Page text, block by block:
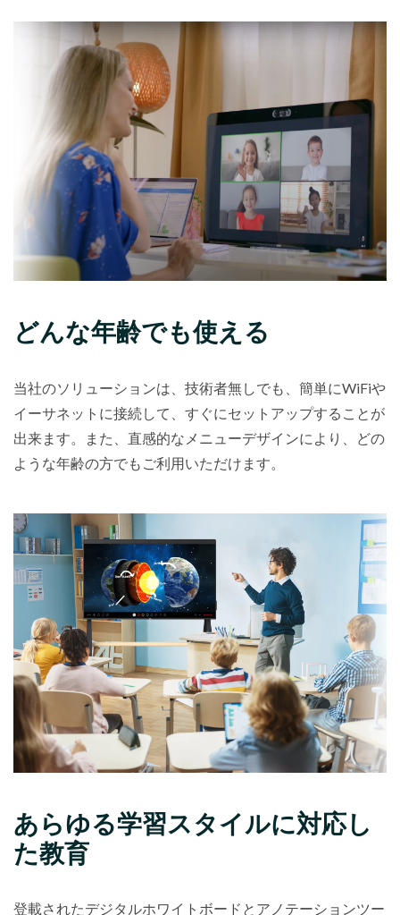
どんな年齢でも使える
当社のソリューションは、技術者無しでも、簡単にWiFiや
イーサネットに接続して、すぐにセットアップすることが
出来ます。また、直感的なメニューデザインにより、どの
ような年齢の方でもご利用いただけます。
あらゆる学習スタイルに対応し
た教育
登載されたデジタルホワイトボードとアノテーションツー